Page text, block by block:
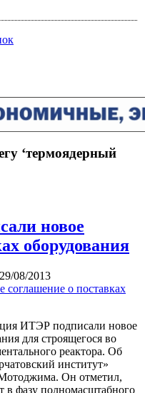
‘термоядерный
новое
оборудования
29/08/2013
ИТЭР подписали новое
для строящегося во
реактора. Об
институт»
Он отметил,
в фазу полномасштабного